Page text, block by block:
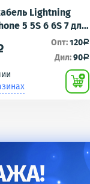
Lightning
5 5S 6 6S 7 для
iPad mini iPad Air -
Опт:120a
Дил:90a